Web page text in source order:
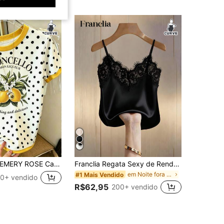
EMERY ROSE Camiseta Feminina com Estampa de Letra & Fruta, Gola Redonda com Acabamento Contrastante, Manga Curta, Camisetas Gráficas de Verão para Mulheres
vendido
Franclia Regata Sexy de Renda e Cetim com Recortes em Plus Size para Mulheres, Adequada para Praia, Férias, Viagens Casuais
#1 Mais Vendido em Noite fora Plus Size Tank Tops & Camis em Menin
R$62,95 200+ vendido